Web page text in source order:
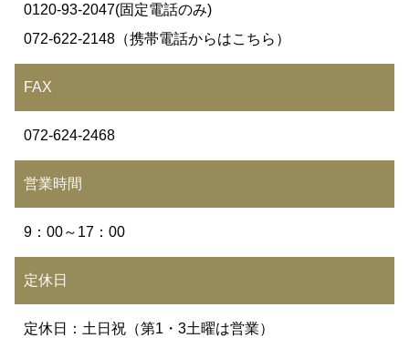
0120-93-2047(固定電話のみ)
072-622-2148（携帯電話からはこちら）
FAX
072-624-2468
営業時間
9：00～17：00
定休日
定休日：土日祝（第1・3土曜は営業）